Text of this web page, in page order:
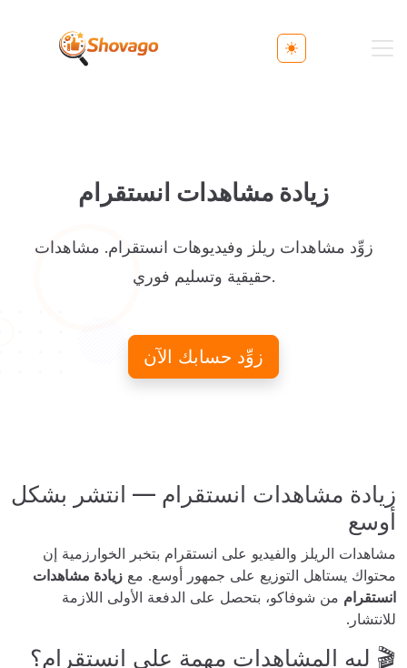
Toggle theme
زيادة مشاهدات انستقرام
زوِّد مشاهدات ريلز وفيديوهات انستقرام. مشاهدات
حقيقية وتسليم فوري.
زوِّد حسابك الآن
زيادة مشاهدات انستقرام — انتشر بشكل
أوسع
مشاهدات الريلز والفيديو على انستقرام بتخبر الخوارزمية إن
محتواك يستاهل التوزيع على جمهور أوسع. مع زيادة مشاهدات
انستقرام من شوفاكو، بتحصل على الدفعة الأولى اللازمة
للانتشار.
🎬 ليه المشاهدات مهمة على انستقرام؟